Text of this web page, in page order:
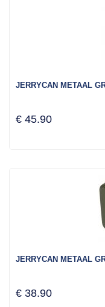
JERRYCAN METAAL
€ 45.90
JERRYCAN METAAL
€ 38.90